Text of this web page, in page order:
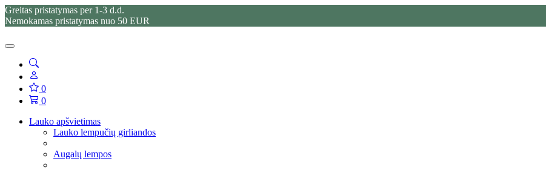
Greitas pristatymas per 1-3 d.d.
Nemokamas pristatymas nuo 50 EUR
0
0
Lauko apšvietimas
Lauko lempučių girliandos
Augalų lempos